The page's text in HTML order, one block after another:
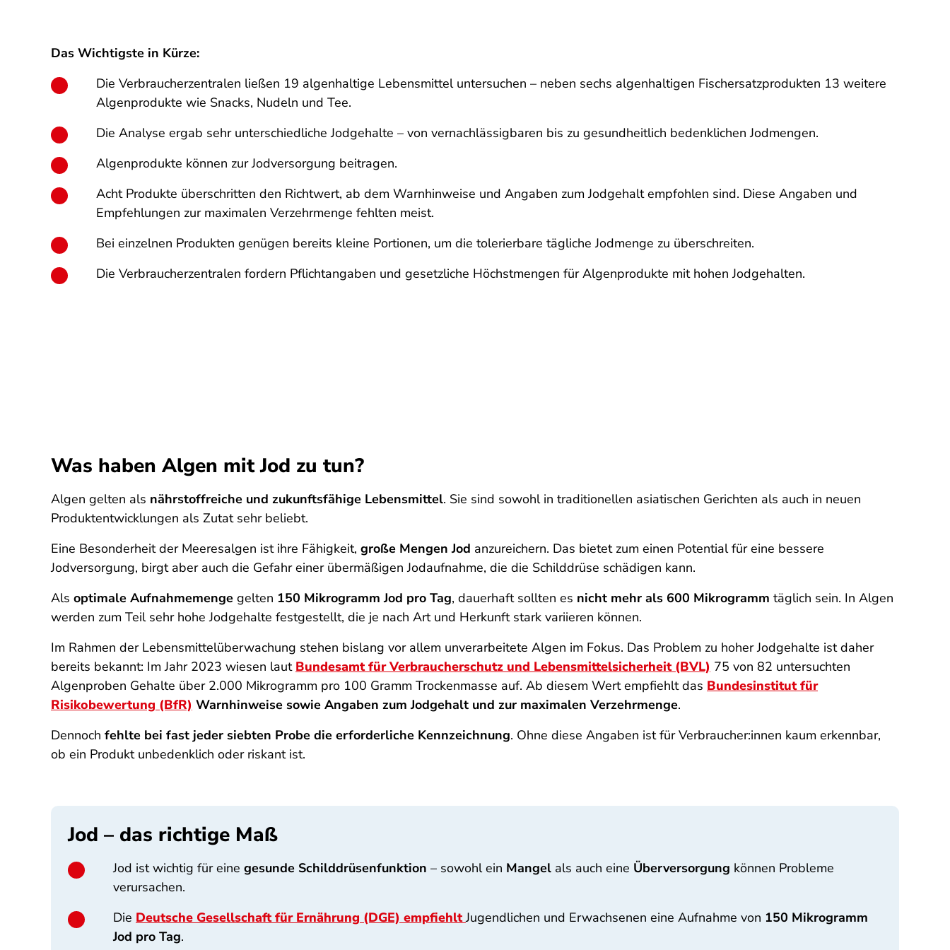
Das Wichtigste in Kürze:
Die Verbraucherzentralen ließen 19 algenhaltige Lebensmittel untersuchen – neben sechs algenhaltigen Fischersatzprodukten 13 weitere
Algenprodukte wie Snacks, Nudeln und Tee.
Die Analyse ergab sehr unterschiedliche Jodgehalte – von vernachlässigbaren bis zu gesundheitlich bedenklichen Jodmengen.
Algenprodukte können zur Jodversorgung beitragen.
Acht Produkte überschritten den Richtwert, ab dem Warnhinweise und Angaben zum Jodgehalt empfohlen sind. Diese Angaben und
Empfehlungen zur maximalen Verzehrmenge fehlten meist.
Bei einzelnen Produkten genügen bereits kleine Portionen, um die tolerierbare tägliche Jodmenge zu überschreiten.
Die Verbraucherzentralen fordern Pflichtangaben und gesetzliche Höchstmengen für Algenprodukte mit hohen Jodgehalten.
Was haben Algen mit Jod zu tun?
Algen gelten als nährstoffreiche und zukunftsfähige Lebensmittel. Sie sind sowohl in traditionellen asiatischen Gerichten als auch in neuen
Produktentwicklungen als Zutat sehr beliebt.
Eine Besonderheit der Meeresalgen ist ihre Fähigkeit, große Mengen Jod anzureichern. Das bietet zum einen Potential für eine bessere
Jodversorgung, birgt aber auch die Gefahr einer übermäßigen Jodaufnahme, die die Schilddrüse schädigen kann.
Als optimale Aufnahmemenge gelten 150 Mikrogramm Jod pro Tag, dauerhaft sollten es nicht mehr als 600 Mikrogramm täglich sein. In Algen
werden zum Teil sehr hohe Jodgehalte festgestellt, die je nach Art und Herkunft stark variieren können.
Im Rahmen der Lebensmittelüberwachung stehen bislang vor allem unverarbeitete Algen im Fokus. Das Problem zu hoher Jodgehalte ist daher
bereits bekannt: Im Jahr 2023 wiesen laut Bundesamt für Verbraucherschutz und Lebensmittelsicherheit (BVL) 75 von 82 untersuchten
Algenproben Gehalte über 2.000 Mikrogramm pro 100 Gramm Trockenmasse auf. Ab diesem Wert empfiehlt das Bundesinstitut für
Risikobewertung (BfR) Warnhinweise sowie Angaben zum Jodgehalt und zur maximalen Verzehrmenge.
Dennoch fehlte bei fast jeder siebten Probe die erforderliche Kennzeichnung. Ohne diese Angaben ist für Verbraucher:innen kaum erkennbar,
ob ein Produkt unbedenklich oder riskant ist.
Jod – das richtige Maß
Jod ist wichtig für eine gesunde Schilddrüsenfunktion – sowohl ein Mangel als auch eine Überversorgung können Probleme
verursachen.
Die Deutsche Gesellschaft für Ernährung (DGE) empfiehltJugendlichen und Erwachsenen eine Aufnahme von 150 Mikrogramm
Jod pro Tag.